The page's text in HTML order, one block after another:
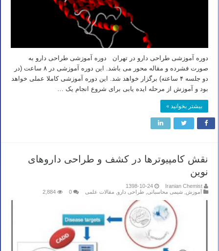
دوره آموزشی طراحی دارو در تهران دوره آموزشی طراحی دارو به
صورت فشرده و مقاله محور می باشد. این دوره آموزشی در ۸ ساعت (در
دو جلسه ۴ ساعته) برگزار خواهد شد. این دوره آموزشی کاملا عملی خواهد
بود و آموزش از مرحله ایده یابی برای شروع انجام یک …
بیشتر بخوانید »
نقش کامپیوترها در کشف و طراحی داروهای
نوین
Iranian Chemist
1398-10-24
آموزش شیمی محاسباتی طراحی دارو مقالات علمی 0
2,884